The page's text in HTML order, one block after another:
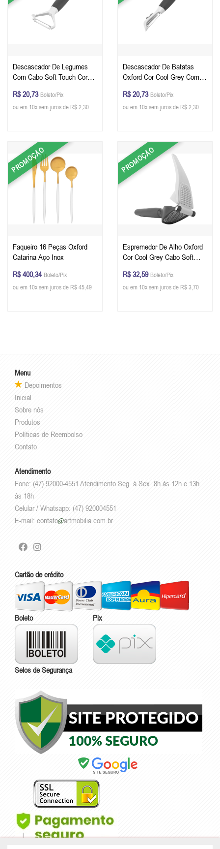
Descascador De Legumes
Com Cabo Soft Touch Cor
R$ 20,73 Boleto/Pix
ou em 10x sem juros de R$ 2,30
Descascador De Batatas
Oxford Cor Cool Grey Com
R$ 20,73 Boleto/Pix
ou em 10x sem juros de R$ 2,30
PROMOÇÃO
Faqueiro 16 Peças Oxford
Catarina Aço Inox
R$ 400,34 Boleto/Pix
ou em 10x sem juros de R$ 45,49
PROMOÇÃO
Espremedor De Alho Oxford
Cor Cool Grey Cabo Soft
R$ 32,59 Boleto/Pix
ou em 10x sem juros de R$ 3,70
Menu
Depoimentos
Inicial
Sobre nós
Produtos
Políticas de Reembolso
Contato
Atendimento
Fone: (47) 92000-4551 Atendimento Seg. à Sex. 8h às 12h e 13h
às 18h
Celular / Whatsapp: (47) 920004551
E-mail: contato artmobilia.com.br
Cartão de crédito
Boleto Pix
Selos de Segurança